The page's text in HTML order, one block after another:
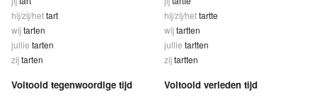
hij/zij/hettart
wijtarten
jullie tarten
zijtarten
hij/zij/hettartte
wijtartten
jullie tartten
zijtartten
Voltooid tegenwoordige tijd Voltooid verleden tijd